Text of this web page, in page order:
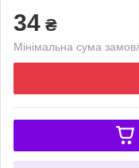
34 ₴
Мінімальна сума